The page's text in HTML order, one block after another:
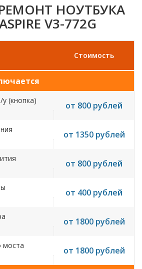
НОУТБУКА
V3-772G
Стоимость
(кнопка) от 800 рублей
от 1350 рублей
от 800 рублей
от 400 рублей
от 1800 рублей
моста от 1800 рублей